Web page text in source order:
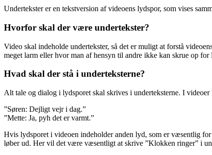
Undertekster er en tekstversion af videoens lydspor, som vises
Hvorfor skal der være undertekster?
Video skal indeholde undertekster, så det er muligt at forstå
meget larm eller hvor man af hensyn til andre ikke kan skrue op
Hvad skal der stå i underteksterne?
Alt tale og dialog i lydsporet skal skrives i underteksterne. I
”Søren: Dejligt vejr i dag.”
”Mette: Ja, pyh det er varmt.”
Hvis lydsporet i videoen indeholder anden lyd, som er væsentlig
løber ud. Her vil det være væsentligt at skrive ”Klokken ringer” i